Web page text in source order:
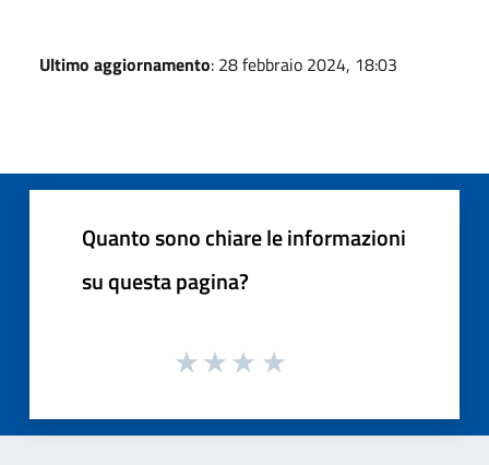
Ultimo aggiornamento: 28 febbraio 2024, 18:03
Quanto sono chiare le informazioni
su questa pagina?